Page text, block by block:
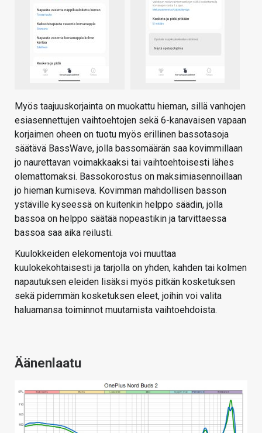
Myös taajuuskorjainta on muokattu hieman, sillä vanhojen
esiasennettujen vaihtoehtojen sekä 6-kanavaisen vapaan
korjaimen oheen on tuotu myös erillinen bassotasoja
säätävä BassWave, jolla bassomäärän saa kovimmillaan
jo naurettavan voimakkaaksi tai vaihtoehtoisesti lähes
olemattomaksi. Bassokorostus on maksimiasennoillaan
jo hieman kumiseva. Kovimman mahdollisen basson
ystäville kyseessä on kuitenkin helppo säädin, jolla
bassoa on helppo säätää nopeastikin ja tarvittaessa
bassoa saa aika reilusti.
Kuulokkeiden elekomentoja voi muuttaa
kuulokekohtaisesti ja tarjolla on yhden, kahden tai kolmen
napautuksen eleiden lisäksi myös pitkän kosketuksen
sekä pidemmän kosketuksen eleet, joihin voi valita
haluamansa toiminnot muutamista vaihtoehdoista.
Äänenlaatu